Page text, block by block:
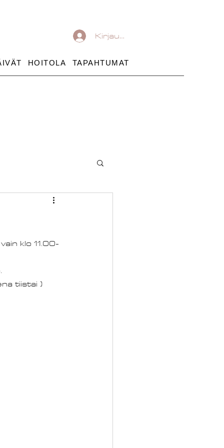
Kirjaudu
HOITOLA
TAPAHTUMAT
klo 11.00-
tiistai )